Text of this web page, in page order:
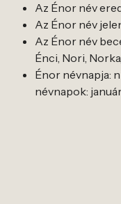
Az Énor név
Az Énor név
Az Énor név
Énci, Nori,
Énor névnapja:
névnapok: január